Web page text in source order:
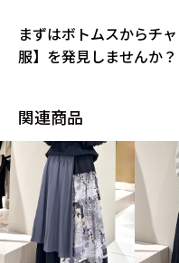
まずはボトムスからチ
服】を発見しませんか？
関連商品